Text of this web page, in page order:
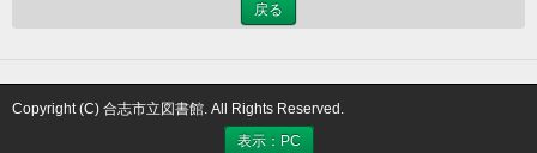
戻る
Copyright (C) 合志市立図書館. All Rights Reserved.
表示：PC